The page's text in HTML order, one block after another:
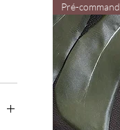
Pré-